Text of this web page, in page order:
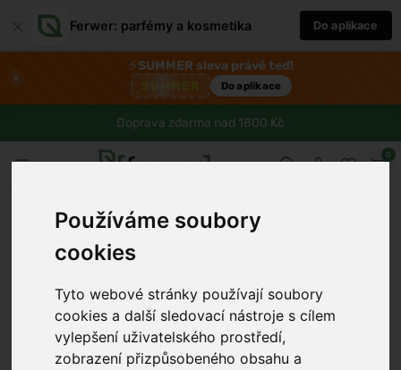
Používáme soubory
cookies
Tyto webové stránky používají soubory
cookies a další sledovací nástroje s cílem
vylepšení uživatelského prostředí,
zobrazení přizpůsobeného obsahu a
Ferwer: parfémy a kosmetika Do aplikace
×
⚡SUMMER sleva právě teď!
Do aplikace
Doprava zdarma nad 1800 Kč
0